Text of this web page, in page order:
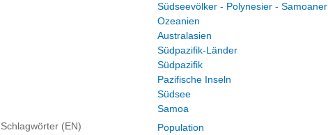
Südseevölker - Polynesier - Samoaner
Ozeanien
Australasien
Südpazifik-Länder
Südpazifik
Pazifische Inseln
Südsee
Samoa
Schlagwörter (EN)
Population